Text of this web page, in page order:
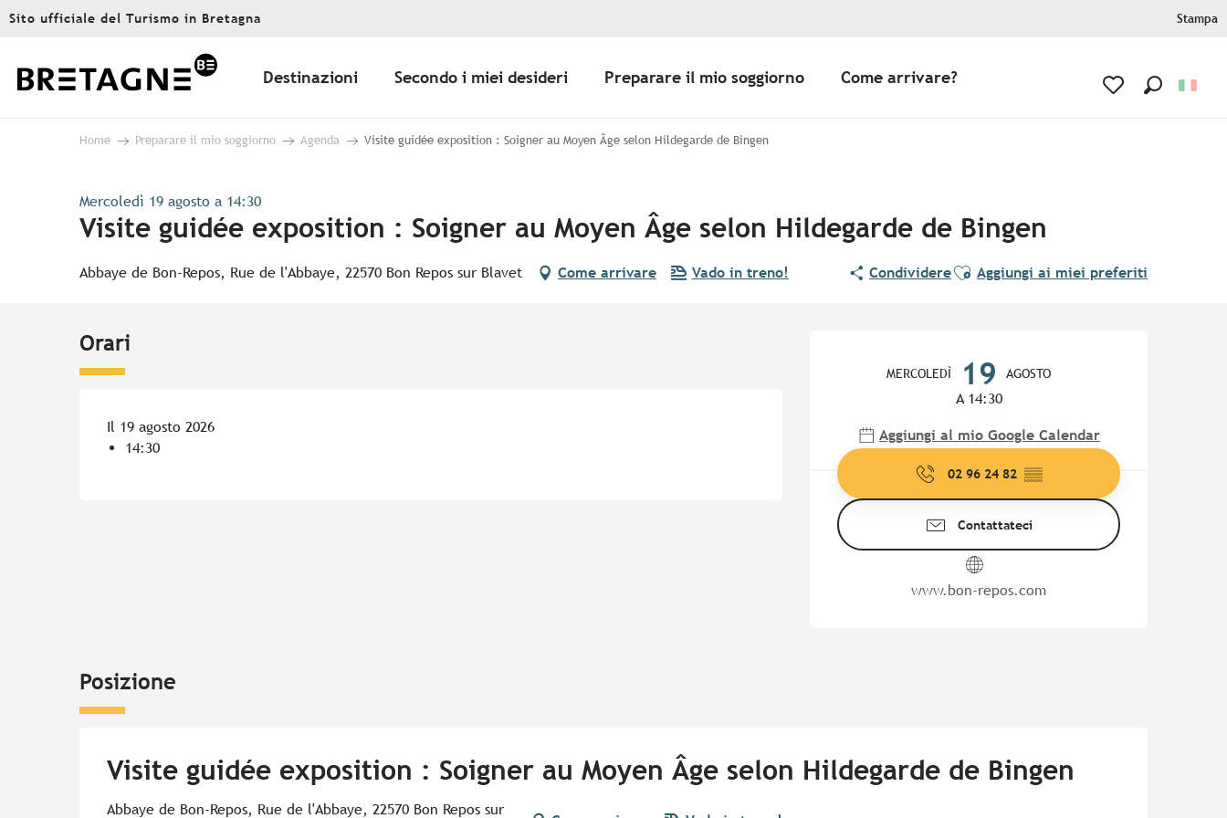
Aller
principal
Sito ufficiale del Turismo in Bretagna Stampa
Destinazioni Secondo i miei desideri Preparare il mio soggiorno Come arrivare?
Home Preparare il mio soggiorno Agenda Visite guidée exposition : Soigner au Moyen Âge selon Hildegarde de Bingen
Mercoledì 19 agosto a 14:30
Visite guidée exposition : Soigner au Moyen Âge selon Hildegarde de Bingen
Abbaye de Bon-Repos, Rue de l'Abbaye, 22570 Bon Repos sur Blavet Come arrivare Vado in treno! CondividereAjouter aux favoris
Aggiungi ai miei preferiti
MERCOLEDÌ 19 AGOSTO
A 14:30
Aggiungi al mio Google Calendar
02 96 24 82 ▒▒
Contattateci
www.bon-repos.com
Orari
Il 19 agosto 2026
14:30
Posizione
Visite guidée exposition : Soigner au Moyen Âge selon Hildegarde de Bingen
Abbaye de Bon-Repos, Rue de l'Abbaye, 22570 Bon Repos sur